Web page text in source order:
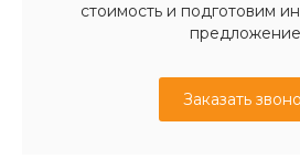
стоимость и подготовим
Заказать